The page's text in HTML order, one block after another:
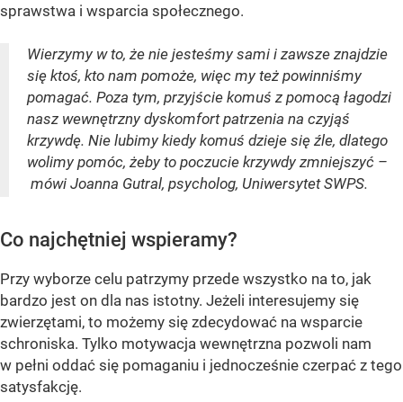
sprawstwa i wsparcia społecznego.
Wierzymy w to, że nie jesteśmy sami i zawsze znajdzie
się ktoś, kto nam pomoże, więc my też powinniśmy
pomagać. Poza tym, przyjście komuś z pomocą łagodzi
nasz wewnętrzny dyskomfort patrzenia na czyjąś
krzywdę. Nie lubimy kiedy komuś dzieje się źle, dlatego
wolimy pomóc, żeby to poczucie krzywdy zmniejszyć –
mówi Joanna Gutral, psycholog, Uniwersytet SWPS.
Co najchętniej wspieramy?
Przy wyborze celu patrzymy przede wszystko na to, jak
bardzo jest on dla nas istotny. Jeżeli interesujemy się
zwierzętami, to możemy się zdecydować na wsparcie
schroniska. Tylko motywacja wewnętrzna pozwoli nam
w pełni oddać się pomaganiu i jednocześnie czerpać z tego
satysfakcję.